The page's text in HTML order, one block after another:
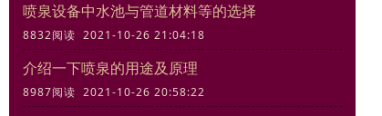
喷泉设备中水池与管道材料等的选择
8832阅读 2021-10-26 21:04:18
介绍一下喷泉的用途及原理
8987阅读 2021-10-26 20:58:22